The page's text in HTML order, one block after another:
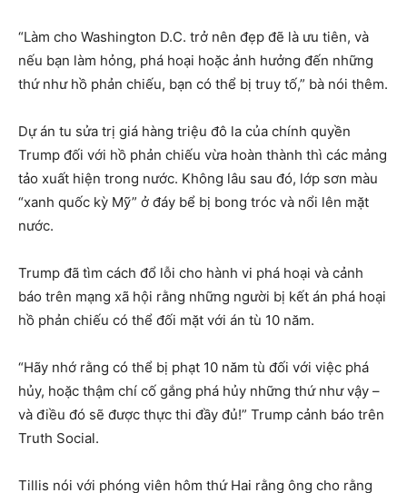
“Làm cho Washington D.C. trở nên đẹp đẽ là ưu tiên, và
nếu bạn làm hỏng, phá hoại hoặc ảnh hưởng đến những
thứ như hồ phản chiếu, bạn có thể bị truy tố,” bà nói thêm.
Dự án tu sửa trị giá hàng triệu đô la của chính quyền
Trump đối với hồ phản chiếu vừa hoàn thành thì các mảng
tảo xuất hiện trong nước. Không lâu sau đó, lớp sơn màu
“xanh quốc kỳ Mỹ” ở đáy bể bị bong tróc và nổi lên mặt
nước.
Trump đã tìm cách đổ lỗi cho hành vi phá hoại và cảnh
báo trên mạng xã hội rằng những người bị kết án phá hoại
hồ phản chiếu có thể đối mặt với án tù 10 năm.
“Hãy nhớ rằng có thể bị phạt 10 năm tù đối với việc phá
hủy, hoặc thậm chí cố gắng phá hủy những thứ như vậy –
và điều đó sẽ được thực thi đầy đủ!” Trump cảnh báo trên
Truth Social.
Tillis nói với phóng viên hôm thứ Hai rằng ông cho rằng